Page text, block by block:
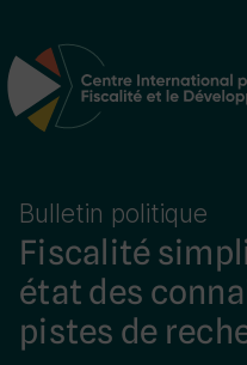
Navigation
Bulletin politique
Fiscalité
état des
pistes de